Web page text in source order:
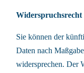
Widerspruchsrecht
Sie können der
Daten nach
widersprechen. Der